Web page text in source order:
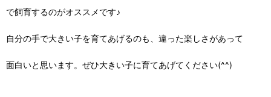
で飼育するのがオススメです♪
自分の手で大きい子を育てあげるのも、違った楽しさがあって
面白いと思います。ぜひ大きい子に育てあげてください(^^)